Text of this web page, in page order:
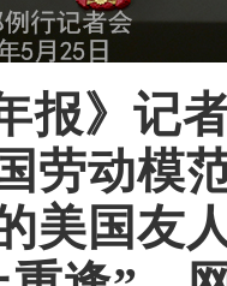
报》记
劳动模
美国友